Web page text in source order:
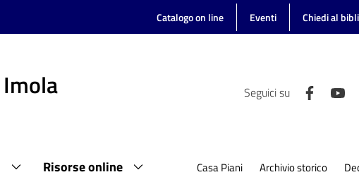
Catalogo on line Eventi Chiedi al
Seguici su
Risorse online Casa Piani Archivio storico